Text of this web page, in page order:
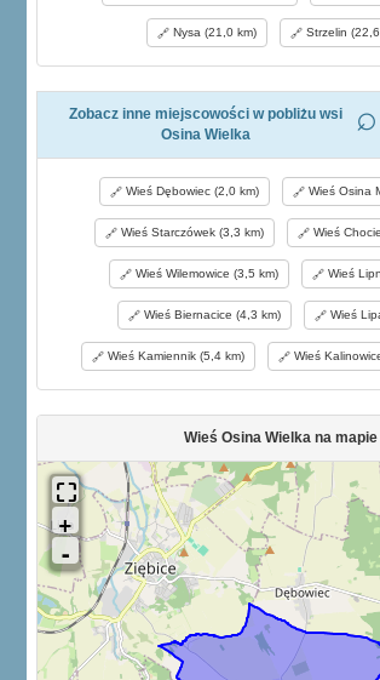
Nysa (21,0 km) Strzelin
Zobacz inne miejscowości w pobliżu wsi
Osina Wielka
Wieś Dębowiec (2,0 km) Wieś Osina
Wieś Starczówek (3,3 km) Wieś
Wieś Wilemowice (3,5 km) Wieś
Wieś Biernacice (4,3 km) Wieś
Wieś Kamiennik (5,4 km) Wieś
Wieś Osina Wielka na mapie